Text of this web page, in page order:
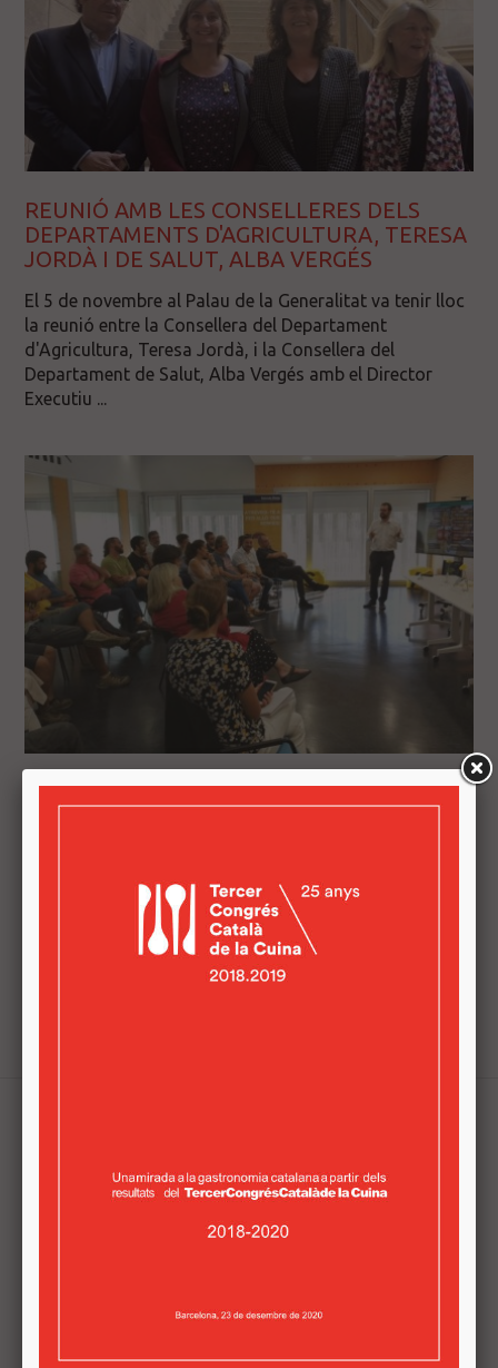
REUNIÓ AMB LES CONSELLERES DELS
DEPARTAMENTS D'AGRICULTURA, TERESA
JORDÀ I DE SALUT, ALBA VERGÉS
El 5 de novembre al Palau de la Generalitat va tenir lloc
la reunió entre la Consellera del Departament
d'Agricultura, Teresa Jordà, i la Consellera del
Departament de Salut, Alba Vergés amb el Director
Executiu ...
EMPRESARIS I EMPRENEDORS ES
REUNEIXEN EN LA JORNADA 'A
En una de les sessions, comerços i restaurants del
territori van poder "establir contactes i promoure
acords comercials per a crear sinergies" Empresaris i
emprenedors del sector agroalimentari es reuneixen al